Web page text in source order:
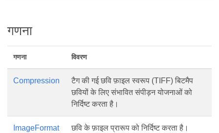
गणना
गणना विवरण
Compression
टैग की गई छवि फ़ाइल स्वरूप (TIFF) बिटमैप
छवियों के लिए संभावित संपीड़न योजनाओं को
निर्दिष्ट करता है।
ImageFormat छवि के फ़ाइल प्रारूप को निर्दिष्ट करता है।